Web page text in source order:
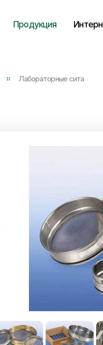
Продукция
Лабораторные сита